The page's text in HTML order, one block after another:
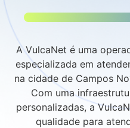
A VulcaNet é uma
especializada em
na cidade de Campos
Com uma
personalizadas, a
qualidade para